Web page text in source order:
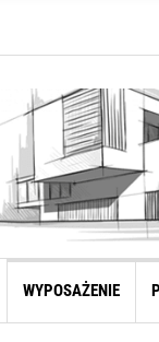
WYPOSAŻENIE